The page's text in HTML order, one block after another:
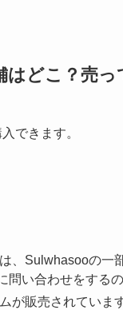
どこ？売っ
できます。
、Sulwhasooの一
い合わせをするの
が販売されていま